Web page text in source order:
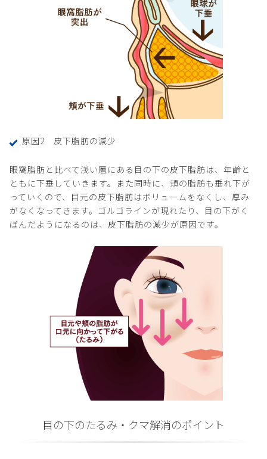
原因2 皮下脂肪の減少
眼窩脂肪と比べて浅い層にある目の下の皮下脂肪は、年齢と
ともに下垂していきます。また同時に、頬の脂肪も垂れ下が
っていくので、目元の皮下脂肪はボリュームをなくし、厚み
がなくなってきます。ゴルゴラインが現れたり、目の下がく
ぼんだようになるのは、皮下脂肪の減少が原因です。
目の下のたるみ・クマ解消のポイント